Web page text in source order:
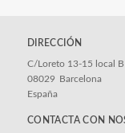
DIRECCIÓN
C/Loreto 13-15 local B
08029 Barcelona
España
CONTACTA CON